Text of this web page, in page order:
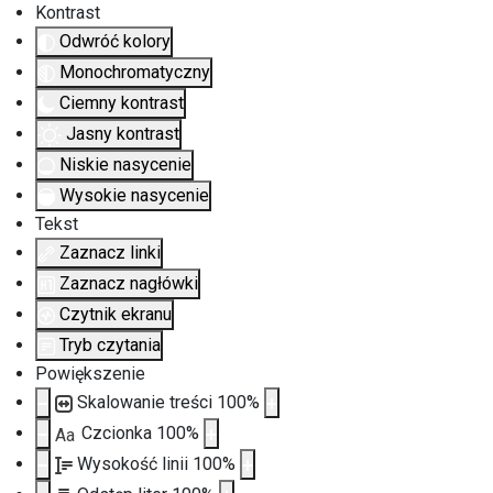
Kontrast
Odwróć kolory
Monochromatyczny
Ciemny kontrast
Jasny kontrast
Niskie nasycenie
Wysokie nasycenie
Tekst
Zaznacz linki
Zaznacz nagłówki
Czytnik ekranu
Tryb czytania
Powiększenie
Skalowanie treści 100%
Aa Czcionka 100%
Wysokość linii 100%